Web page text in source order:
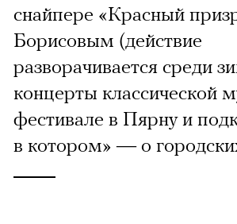
снайпере «Красный
Борисовым (действие
разворачивается среди
концерты классической
фестивале в Пярну и
в котором» — о